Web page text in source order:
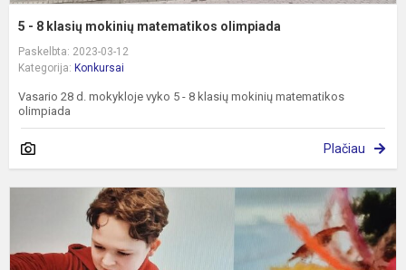
5 - 8 klasių mokinių matematikos olimpiada
Paskelbta: 2023-03-12
Kategorija: Konkursai
Vasario 28 d. mokykloje vyko 5 - 8 klasių mokinių matematikos
olimpiada
Plačiau